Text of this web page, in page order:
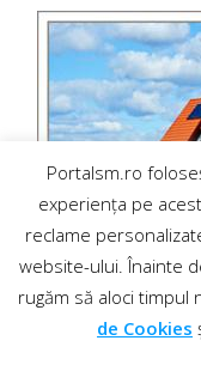
Portalsm.ro
experiența pe
reclame
website-ului. Înainte
rugăm să aloci timpul
de Cookies